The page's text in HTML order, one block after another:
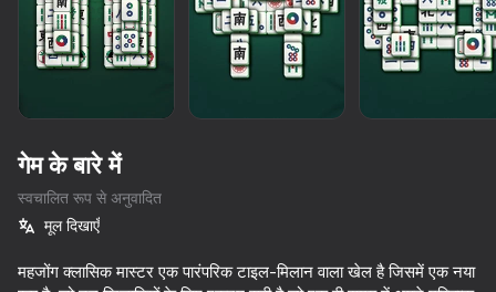
गेम के बारे में
स्वचालित रूप से अनुवादित
मूल दिखाएँ
महजोंग क्लासिक मास्टर एक पारंपरिक टाइल-मिलान वाला खेल है जिसमें एक नया